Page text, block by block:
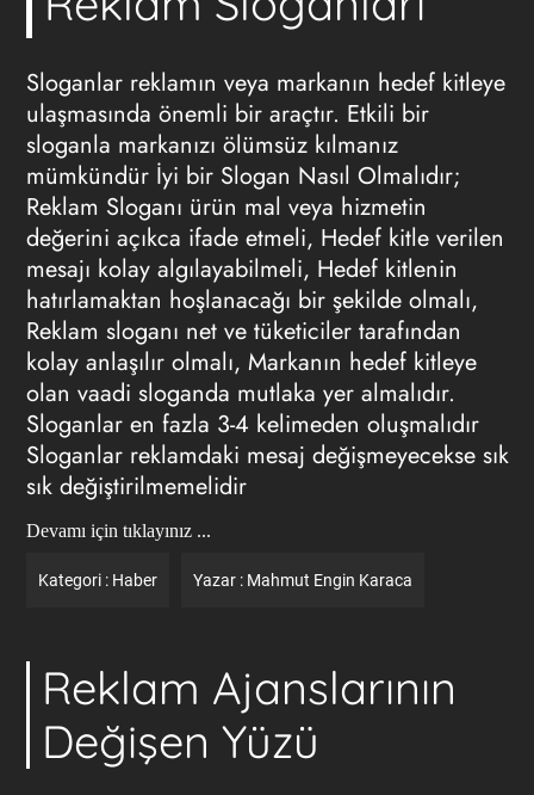
Sloganlar reklamın veya markanın hedef kitleye
ulaşmasında önemli bir araçtır. Etkili bir
sloganla markanızı ölümsüz kılmanız
mümkündür İyi bir Slogan Nasıl Olmalıdır;
Reklam Sloganı ürün mal veya hizmetin
değerini açıkca ifade etmeli, Hedef kitle verilen
mesajı kolay algılayabilmeli, Hedef kitlenin
hatırlamaktan hoşlanacağı bir şekilde olmalı,
Reklam sloganı net ve tüketiciler tarafından
kolay anlaşılır olmalı, Markanın hedef kitleye
olan vaadi sloganda mutlaka yer almalıdır.
Sloganlar en fazla 3-4 kelimeden oluşmalıdır
Sloganlar reklamdaki mesaj değişmeyecekse sık
sık değiştirilmemelidir
Devamı için tıklayınız ...
Kategori : Haber Yazar : Mahmut Engin Karaca
Reklam Ajanslarının
Değişen Yüzü